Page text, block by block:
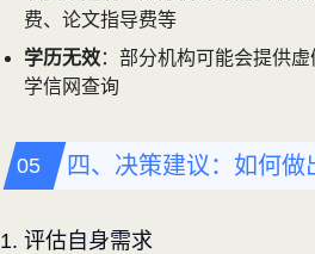
费、论文指导费等
学历无效：部分机构可能会提供
学信网查询
四、决策建议：如何
1. 评估自身需求